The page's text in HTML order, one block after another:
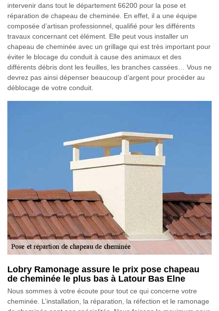
intervenir dans tout le département 66200 pour la pose et
réparation de chapeau de cheminée. En effet, il a une équipe
composée d’artisan professionnel, qualifié pour les différents
travaux concernant cet élément. Elle peut vous installer un
chapeau de cheminée avec un grillage qui est très important pour
éviter le blocage du conduit à cause des animaux et des
différents débris dont les feuilles, les branches cassées… Vous ne
devrez pas ainsi dépenser beaucoup d’argent pour procéder au
déblocage de votre conduit.
Lobry Ramonage assure le prix pose chapeau
de cheminée le plus bas à Latour Bas Elne
Nous sommes à votre écoute pour tout ce qui concerne votre
cheminée. L’installation, la réparation, la réfection et le ramonage